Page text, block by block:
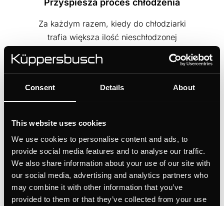
Consent Details About
This website uses cookies
We use cookies to personalise content and ads, to
provide social media features and to analyse our traffic.
We also share information about your use of our site with
our social media, advertising and analytics partners who
may combine it with other information that you’ve
provided to them or that they’ve collected from your use
Przyśpiesza proces chłodzenia
Za każdym razem, kiedy do chłodziarki
trafia większa ilość nieschłodzonej
zakupach, polecamy włączenie funkcji
FastCooling, która przyspieszy chłodzenie
produktów i zapobiegnie niepotrzebnemu
ogrzaniu żywności, która wcześniej była w
chłodziarce. Funkcja FastCooling wyłącza